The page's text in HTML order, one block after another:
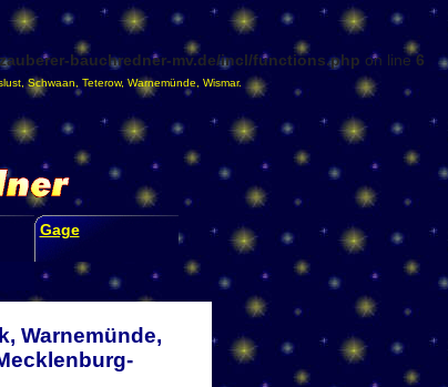
bauchredner-mv.de/incl/functions.php on line6
,Schwaan Teterow, Warnemünde Wismar.
Gage
Warnemünde,